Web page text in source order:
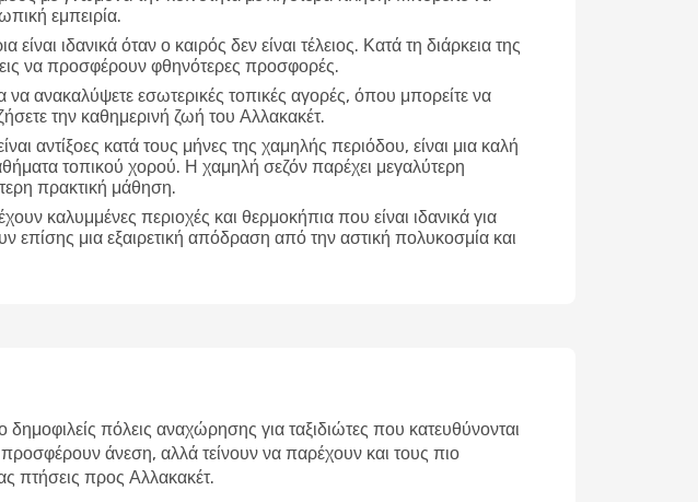
εμπειρία.
είναι ιδανικά όταν ο καιρός δεν είναι τέλειος. Κατά τη διάρκεια της
να προσφέρουν φθηνότερες προσφορές.
να ανακαλύψετε εσωτερικές τοπικές αγορές, όπου μπορείτε να
την καθημερινή ζωή του Αλλακακέτ.
αντίξοες κατά τους μήνες της χαμηλής περιόδου, είναι μια καλή
τοπικού χορού. Η χαμηλή σεζόν παρέχει μεγαλύτερη
πρακτική μάθηση.
καλυμμένες περιοχές και θερμοκήπια που είναι ιδανικά για
επίσης μια εξαιρετική απόδραση από την αστική πολυκοσμία και
πόλεις αναχώρησης για ταξιδιώτες που κατευθύνονται
άνεση, αλλά τείνουν να παρέχουν και τους πιο
πτήσεις προς Αλλακακέτ.